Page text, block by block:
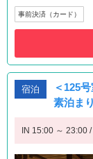
事前決済（カード）
宿泊
＜125
素泊ま
IN 15:00 ～ 23:00